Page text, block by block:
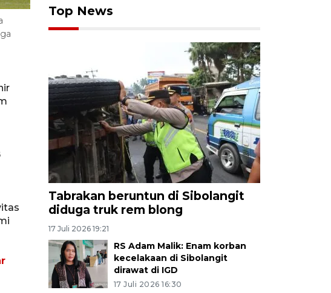
Top News
Tabrakan beruntun di Sibolangit
diduga truk rem blong
17 Juli 2026 19:21
RS Adam Malik: Enam korban
kecelakaan di Sibolangit
dirawat di IGD
17 Juli 2026 16:30